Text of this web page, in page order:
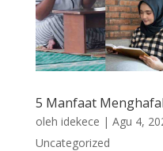
5 Manfaat
oleh idekece | Agu 4,
Uncategorized